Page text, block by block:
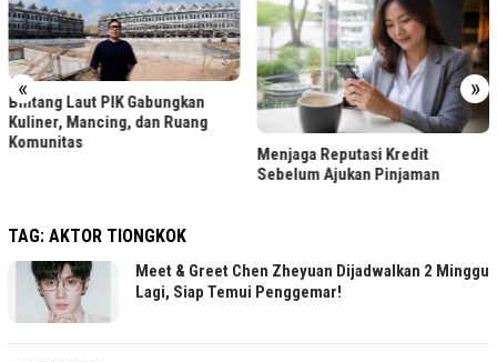
« »
Bintang Laut PIK Gabungkan
Kuliner, Mancing, dan Ruang
Komunitas
Menjaga Reputasi Kredit
Sebelum Ajukan Pinjaman
TAG: AKTOR TIONGKOK
Meet & Greet Chen Zheyuan Dijadwalkan 2 Minggu
Lagi, Siap Temui Penggemar!